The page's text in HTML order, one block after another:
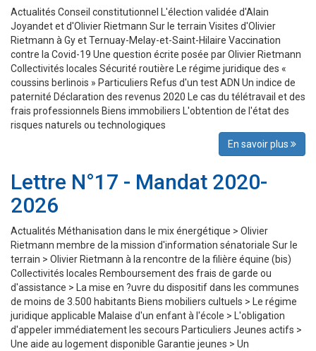
Actualités Conseil constitutionnel L'élection validée d'Alain
Joyandet et d'Olivier Rietmann Sur le terrain Visites d'Olivier
Rietmann à Gy et Ternuay-Melay-et-Saint-Hilaire Vaccination
contre la Covid-19 Une question écrite posée par Olivier Rietmann
Collectivités locales Sécurité routière Le régime juridique des «
coussins berlinois » Particuliers Refus d'un test ADN Un indice de
paternité Déclaration des revenus 2020 Le cas du télétravail et des
frais professionnels Biens immobiliers L'obtention de l'état des
risques naturels ou technologiques
En savoir plus
Lettre N°17 - Mandat 2020-
2026
Actualités Méthanisation dans le mix énergétique > Olivier
Rietmann membre de la mission d'information sénatoriale Sur le
terrain > Olivier Rietmann à la rencontre de la filière équine (bis)
Collectivités locales Remboursement des frais de garde ou
d'assistance > La mise en ?uvre du dispositif dans les communes
de moins de 3.500 habitants Biens mobiliers cultuels > Le régime
juridique applicable Malaise d'un enfant à l'école > L'obligation
d'appeler immédiatement les secours Particuliers Jeunes actifs >
Une aide au logement disponible Garantie jeunes > Un